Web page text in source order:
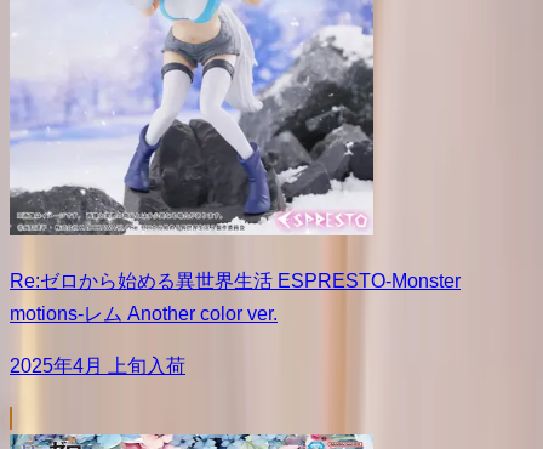
Re:ゼロから始める異世界生活 ESPRESTO-Monster
motions-レム Another color ver.
2025年4月 上旬入荷